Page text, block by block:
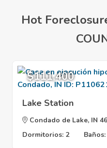
Hot
$111,400
Lake Station
Condado de Lake, IN
Dormitorios: 2
Baños: